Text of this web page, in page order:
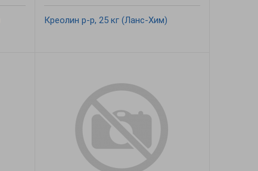
Креолин р-р, 25 кг (Ланс-Хим)